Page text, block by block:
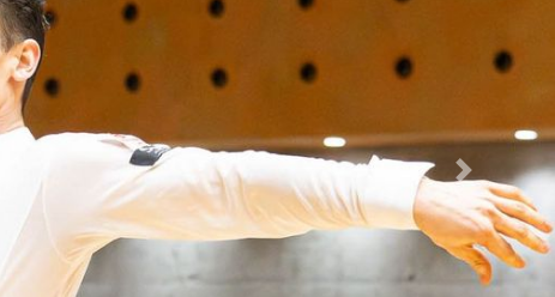
TBW NEWS ARCHIV
August 2026
(1 Eintrag)
Juli 2026(14 Einträge)
Juni 2026 (18 Einträge)
Mai 2026
(24 Einträge)